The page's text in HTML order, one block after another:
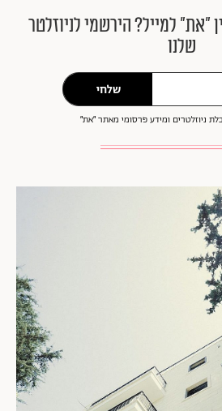
״את״ למייל? הירשמי לניוזלטר
שלנו
שלחי
ניוזלטרים ומידע פרסומי מאתר ״את״